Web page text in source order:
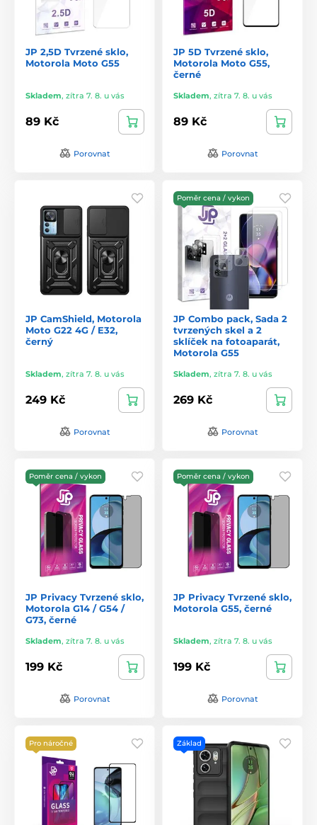
JP 2,5D Tvrzené sklo,
Motorola Moto G55
Skladem, zítra 7. 8. u vás
89 Kč
Porovnat
JP 5D Tvrzené sklo,
Motorola Moto G55,
černé
Skladem, zítra 7. 8. u vás
89 Kč
Porovnat
JP CamShield, Motorola
Moto G22 4G / E32,
černý
Skladem, zítra 7. 8. u vás
249 Kč
Porovnat
Poměr cena / vykon
JP Combo pack, Sada 2
tvrzených skel a 2
sklíček na fotoaparát,
Motorola G55
Skladem, zítra 7. 8. u vás
269 Kč
Porovnat
Poměr cena / vykon
JP Privacy Tvrzené sklo,
Motorola G14 / G54 /
G73, černé
Skladem, zítra 7. 8. u vás
199 Kč
Porovnat
Poměr cena / vykon
JP Privacy Tvrzené sklo,
Motorola G55, černé
Skladem, zítra 7. 8. u vás
199 Kč
Porovnat
Pro náročné Základ